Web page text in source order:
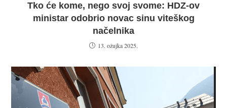
Tko će kome, nego svoj svome: HDZ-ov
ministar odobrio novac sinu viteškog
načelnika
13. ožujka 2025.